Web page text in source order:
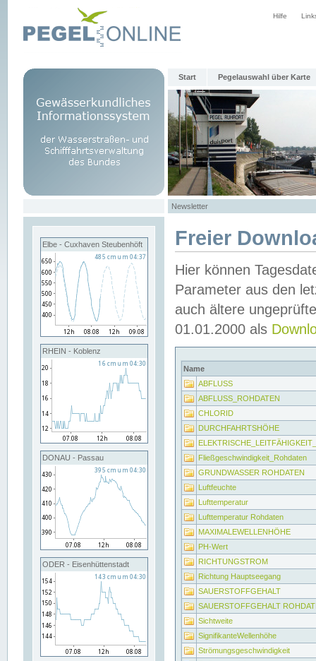
Hilfe
Start Pegelauswahl über Karte
Newsletter
Elbe - Cuxhaven Steubenhöft
RHEIN - Koblenz
DONAU - Passau
ODER - Eisenhüttenstadt
Freier
Hier können
Parameter aus den
auch ältere
01.01.2000 als
Name
ABFLUSS
ABFLUSS_ROHDATEN
CHLORID
DURCHFAHRTSHÖHE
Fließgeschwindigkeit_Rohdaten
GRUNDWASSER ROHDATEN
Luftfeuchte
Lufttemperatur
Lufttemperatur Rohdaten
MAXIMALEWELLENHÖHE
PH-Wert
RICHTUNGSTROM
Richtung Hauptseegang
SAUERSTOFFGEHALT
SAUERSTOFFGEHALT
Sichtweite
SignifikanteWellenhöhe
Strömungsgeschwindigkeit